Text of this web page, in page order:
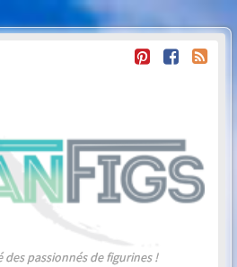
passionnés de figurines !